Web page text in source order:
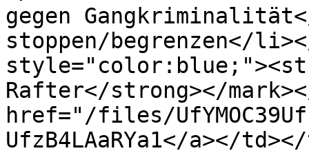
gegen
stoppen/begrenzen</
Rafter</strong></
href="/files/
UfzB4LAaRYa1</a></